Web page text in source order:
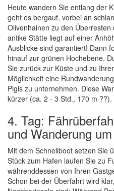
Heute wandern Sie entlang der
geht es bergauf, vorbei an
Olivenhainen zu den
antike Stätte liegt auf einer
Ausblicke sind garantiert! Dann
hinauf zur grünen Hochebene.
Sie zurück zur Küste und zu
Möglichkeit eine
Pigis zu unternehmen. Diese
kürzer (ca. 2 - 3 Std., 170 m ??).
4. Tag:
und Wanderung
Mit dem Schnellboot setzen Sie
Stück zum Hafen laufen Sie zu
währenddessen von Ihren
Schon bei der Überfahrt wird